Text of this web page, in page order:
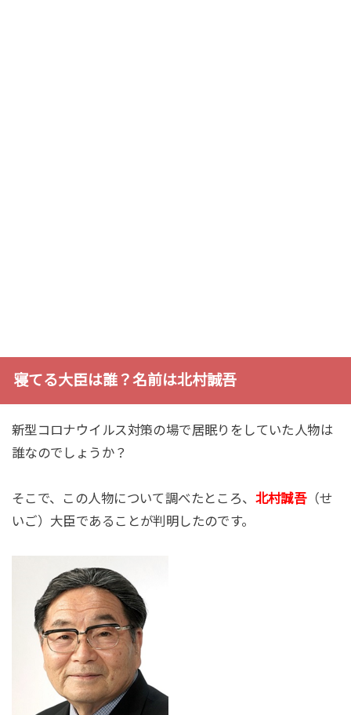
寝てる大臣は誰？名前は北村誠吾
新型コロナウイルス対策の場で居眠りをしていた人物は
誰なのでしょうか？
そこで、この人物について調べたところ、 北村誠吾（せ
いご）大臣であることが判明したのです。